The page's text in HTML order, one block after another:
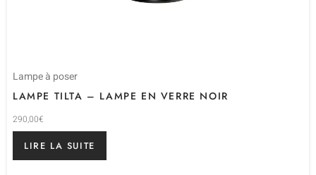
Lampe à poser
LAMPE TILTA – LAMPE EN VERRE NOIR
290,00€
LIRE LA SUITE